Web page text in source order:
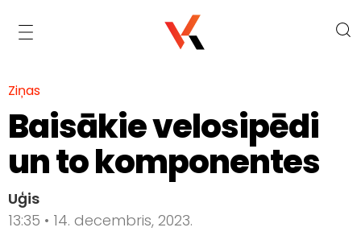
Ziņas
Baisākie velosipēdi
un to komponentes
Uģis
13:35 • 14. decembris, 2023.